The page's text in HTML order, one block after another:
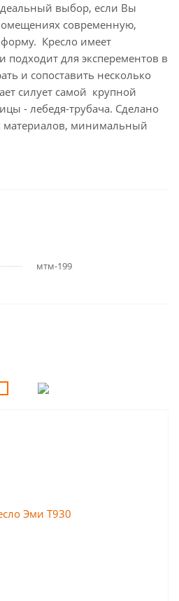
выбор, если Вы
современную,
Кресло имеет
для эксперементов в
и сопоставить несколько
силует самой крупной
- лебедя-трубача. Сделано
материалов, минимальный
мтм-199